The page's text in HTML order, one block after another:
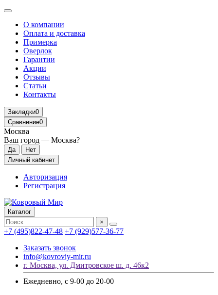
О компании
Оплата и доставка
Примерка
Оверлок
Гарантии
Акции
Отзывы
Статьи
Контакты
Закладки0
Сравнение0
Москва
Ваш город — Москва?
Личный кабинет
Авторизация
Регистрация
Каталог
×
+7 (495)822-47-48 +7 (929)577-36-77
Заказать звонок
info@kovroviy-mir.ru
г. Москва, ул. Дмитровское ш. д. 46к2
Ежедневно, с 9-00 до 20-00